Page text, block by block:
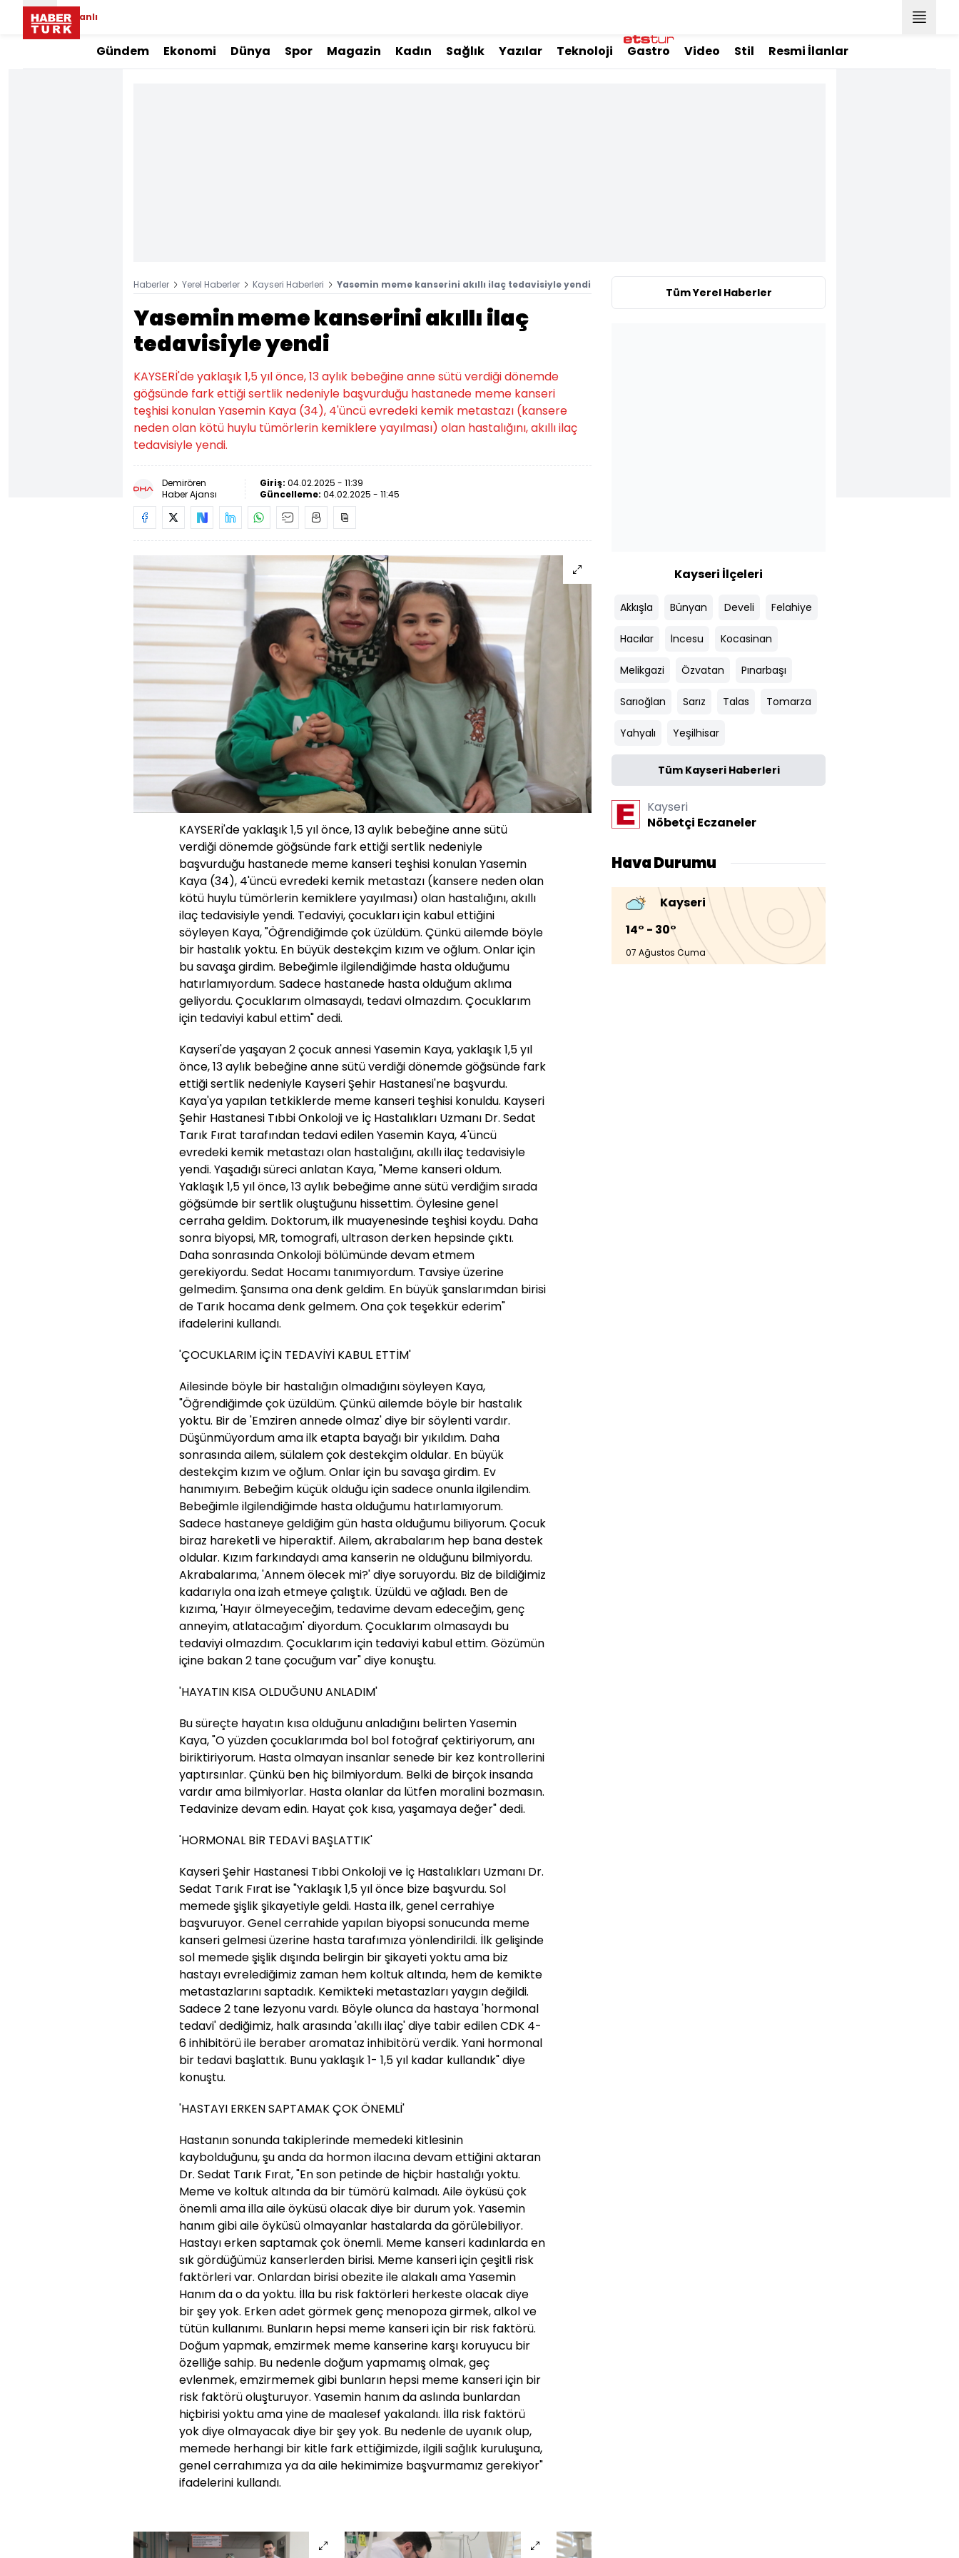
Canlı
Gündem Ekonomi Dünya Spor Magazin Kadın Sağlık Yazılar Teknoloji Gastro Video Stil Resmi İlanlar
Haberler Yerel Haberler Kayseri Haberleri Yasemin meme kanserini akıllı ilaç tedavisiyle yendi
Yasemin meme kanserini akıllı ilaç
tedavisiyle yendi
KAYSERİ'de yaklaşık 1,5 yıl önce, 13 aylık bebeğine anne sütü verdiği dönemde
göğsünde fark ettiği sertlik nedeniyle başvurduğu hastanede meme kanseri
teşhisi konulan Yasemin Kaya (34), 4'üncü evredeki kemik metastazı (kansere
neden olan kötü huylu tümörlerin kemiklere yayılması) olan hastalığını, akıllı ilaç
tedavisiyle yendi.
Demirören
Haber Ajansı
Giriş: 04.02.2025 - 11:39
Güncelleme: 04.02.2025 - 11:45
KAYSERİ'de yaklaşık 1,5 yıl önce, 13 aylık bebeğine anne sütü
verdiği dönemde göğsünde fark ettiği sertlik nedeniyle
başvurduğu hastanede meme kanseri teşhisi konulan Yasemin
Kaya (34), 4'üncü evredeki kemik metastazı (kansere neden olan
kötü huylu tümörlerin kemiklere yayılması) olan hastalığını, akıllı
ilaç tedavisiyle yendi. Tedaviyi, çocukları için kabul ettiğini
söyleyen Kaya, "Öğrendiğimde çok üzüldüm. Çünkü ailemde böyle
bir hastalık yoktu. En büyük destekçim kızım ve oğlum. Onlar için
bu savaşa girdim. Bebeğimle ilgilendiğimde hasta olduğumu
hatırlamıyordum. Sadece hastanede hasta olduğum aklıma
geliyordu. Çocuklarım olmasaydı, tedavi olmazdım. Çocuklarım
için tedaviyi kabul ettim" dedi.
Kayseri'de yaşayan 2 çocuk annesi Yasemin Kaya, yaklaşık 1,5 yıl
önce, 13 aylık bebeğine anne sütü verdiği dönemde göğsünde fark
ettiği sertlik nedeniyle Kayseri Şehir Hastanesi'ne başvurdu.
Kaya'ya yapılan tetkiklerde meme kanseri teşhisi konuldu. Kayseri
Şehir Hastanesi Tıbbi Onkoloji ve İç Hastalıkları Uzmanı Dr. Sedat
Tarık Fırat tarafından tedavi edilen Yasemin Kaya, 4'üncü
evredeki kemik metastazı olan hastalığını, akıllı ilaç tedavisiyle
yendi. Yaşadığı süreci anlatan Kaya, "Meme kanseri oldum.
Yaklaşık 1,5 yıl önce, 13 aylık bebeğime anne sütü verdiğim sırada
göğsümde bir sertlik oluştuğunu hissettim. Öylesine genel
cerraha geldim. Doktorum, ilk muayenesinde teşhisi koydu. Daha
sonra biyopsi, MR, tomografi, ultrason derken hepsinde çıktı.
Daha sonrasında Onkoloji bölümünde devam etmem
gerekiyordu. Sedat Hocamı tanımıyordum. Tavsiye üzerine
gelmedim. Şansıma ona denk geldim. En büyük şanslarımdan birisi
de Tarık hocama denk gelmem. Ona çok teşekkür ederim"
ifadelerini kullandı.
'ÇOCUKLARIM İÇİN TEDAVİYİ KABUL ETTİM'
Ailesinde böyle bir hastalığın olmadığını söyleyen Kaya,
"Öğrendiğimde çok üzüldüm. Çünkü ailemde böyle bir hastalık
yoktu. Bir de 'Emziren annede olmaz' diye bir söylenti vardır.
Düşünmüyordum ama ilk etapta bayağı bir yıkıldım. Daha
sonrasında ailem, sülalem çok destekçim oldular. En büyük
destekçim kızım ve oğlum. Onlar için bu savaşa girdim. Ev
hanımıyım. Bebeğim küçük olduğu için sadece onunla ilgilendim.
Bebeğimle ilgilendiğimde hasta olduğumu hatırlamıyorum.
Sadece hastaneye geldiğim gün hasta olduğumu biliyorum. Çocuk
biraz hareketli ve hiperaktif. Ailem, akrabalarım hep bana destek
oldular. Kızım farkındaydı ama kanserin ne olduğunu bilmiyordu.
Akrabalarıma, 'Annem ölecek mi?' diye soruyordu. Biz de bildiğimiz
kadarıyla ona izah etmeye çalıştık. Üzüldü ve ağladı. Ben de
kızıma, 'Hayır ölmeyeceğim, tedavime devam edeceğim, genç
anneyim, atlatacağım' diyordum. Çocuklarım olmasaydı bu
tedaviyi olmazdım. Çocuklarım için tedaviyi kabul ettim. Gözümün
içine bakan 2 tane çocuğum var" diye konuştu.
'HAYATIN KISA OLDUĞUNU ANLADIM'
Bu süreçte hayatın kısa olduğunu anladığını belirten Yasemin
Kaya, "O yüzden çocuklarımda bol bol fotoğraf çektiriyorum, anı
biriktiriyorum. Hasta olmayan insanlar senede bir kez kontrollerini
yaptırsınlar. Çünkü ben hiç bilmiyordum. Belki de birçok insanda
vardır ama bilmiyorlar. Hasta olanlar da lütfen moralini bozmasın.
Tedavinize devam edin. Hayat çok kısa, yaşamaya değer" dedi.
'HORMONAL BİR TEDAVİ BAŞLATTIK'
Kayseri Şehir Hastanesi Tıbbi Onkoloji ve İç Hastalıkları Uzmanı Dr.
Sedat Tarık Fırat ise "Yaklaşık 1,5 yıl önce bize başvurdu. Sol
memede şişlik şikayetiyle geldi. Hasta ilk, genel cerrahiye
başvuruyor. Genel cerrahide yapılan biyopsi sonucunda meme
kanseri gelmesi üzerine hasta tarafımıza yönlendirildi. İlk gelişinde
sol memede şişlik dışında belirgin bir şikayeti yoktu ama biz
hastayı evrelediğimiz zaman hem koltuk altında, hem de kemikte
metastazlarını saptadık. Kemikteki metastazları yaygın değildi.
Sadece 2 tane lezyonu vardı. Böyle olunca da hastaya 'hormonal
tedavi' dediğimiz, halk arasında 'akıllı ilaç' diye tabir edilen CDK 4-
6 inhibitörü ile beraber aromataz inhibitörü verdik. Yani hormonal
bir tedavi başlattık. Bunu yaklaşık 1- 1,5 yıl kadar kullandık" diye
konuştu.
'HASTAYI ERKEN SAPTAMAK ÇOK ÖNEMLİ'
Hastanın sonunda takiplerinde memedeki kitlesinin
kaybolduğunu, şu anda da hormon ilacına devam ettiğini aktaran
Dr. Sedat Tarık Fırat, "En son petinde de hiçbir hastalığı yoktu.
Meme ve koltuk altında da bir tümörü kalmadı. Aile öyküsü çok
önemli ama illa aile öyküsü olacak diye bir durum yok. Yasemin
hanım gibi aile öyküsü olmayanlar hastalarda da görülebiliyor.
Hastayı erken saptamak çok önemli. Meme kanseri kadınlarda en
sık gördüğümüz kanserlerden birisi. Meme kanseri için çeşitli risk
faktörleri var. Onlardan birisi obezite ile alakalı ama Yasemin
Hanım da o da yoktu. İlla bu risk faktörleri herkeste olacak diye
bir şey yok. Erken adet görmek genç menopoza girmek, alkol ve
tütün kullanımı. Bunların hepsi meme kanseri için bir risk faktörü.
Doğum yapmak, emzirmek meme kanserine karşı koruyucu bir
özelliğe sahip. Bu nedenle doğum yapmamış olmak, geç
evlenmek, emzirmemek gibi bunların hepsi meme kanseri için bir
risk faktörü oluşturuyor. Yasemin hanım da aslında bunlardan
hiçbirisi yoktu ama yine de maalesef yakalandı. İlla risk faktörü
yok diye olmayacak diye bir şey yok. Bu nedenle de uyanık olup,
memede herhangi bir kitle fark ettiğimizde, ilgili sağlık kuruluşuna,
genel cerrahımıza ya da aile hekimimize başvurmamız gerekiyor"
ifadelerini kullandı.
Tüm Yerel Haberler
Kayseri İlçeleri
Akkışla Bünyan Develi Felahiye
Hacılar İncesu Kocasinan
Melikgazi Özvatan Pınarbaşı
Sarıoğlan Sarız Talas Tomarza
Yahyalı Yeşilhisar
Tüm Kayseri Haberleri
Kayseri
Nöbetçi Eczaneler
Hava Durumu
Kayseri
14° - 30°
07 Ağustos Cuma